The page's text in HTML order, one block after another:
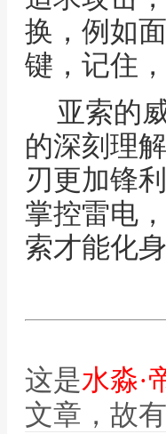
换，例如
键，记住
亚索的
的深刻理
刃更加锋
掌控雷电
索才能化
这是水淼·
文章，故